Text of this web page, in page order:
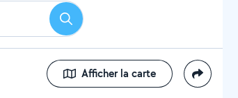
Rechercher
Afficher la carte